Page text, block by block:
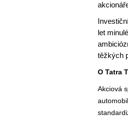
let
těžkých
O Tatra
Akciová